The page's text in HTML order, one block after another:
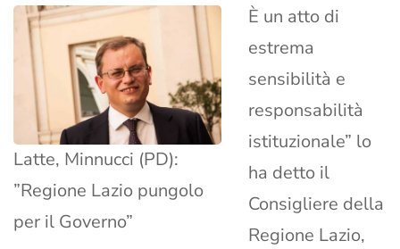
Latte, Minnucci (PD):
”Regione Lazio pungolo
per il Governo”
È un atto di
estrema
sensibilità e
responsabilità
istituzionale” lo
ha detto il
Consigliere della
Regione Lazio,